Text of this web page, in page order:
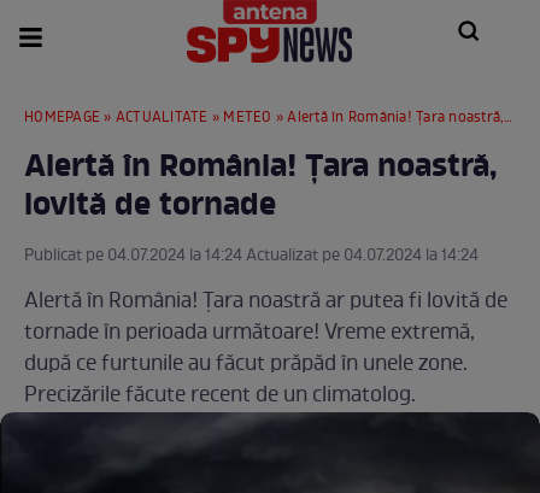
HOMEPAGE » ACTUALITATE » METEO » Alertă în România! Țara noastră, lovită de tornade
Alertă în România! Țara noastră,
lovită de tornade
Publicat pe 04.07.2024 la 14:24 Actualizat pe 04.07.2024 la 14:24
Alertă în România! Țara noastră ar putea fi lovită de
tornade în perioada următoare! Vreme extremă,
după ce furtunile au făcut prăpăd în unele zone.
Precizările făcute recent de un climatolog.